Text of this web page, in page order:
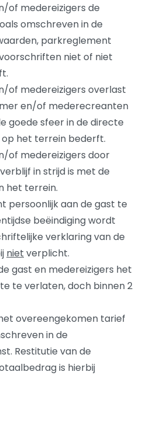
of medereizigers de
omschreven in de
parkreglement
niet of niet
of medereizigers overlast
en/of mederecreanten
goede sfeer in de directe
het terrein bederft.
of medereizigers door
in strijd is met de
het terrein.
persoonlijk aan de gast te
beëindiging wordt
verklaring van de
niet verplicht.
gast en medereizigers het
te verlaten, doch binnen 2
overeengekomen tarief
in de
Restitutie van de
is hierbij